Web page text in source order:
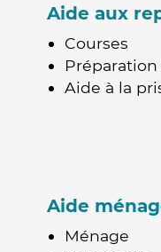
Aide aux
Courses
Préparation
Aide à la
Aide
Ménage